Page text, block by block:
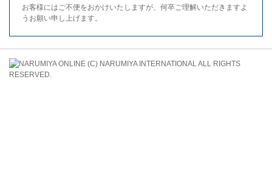
お客様にはご不便をおかけいたしますが、何卒ご理解いただきますよ
うお願い申し上げます。